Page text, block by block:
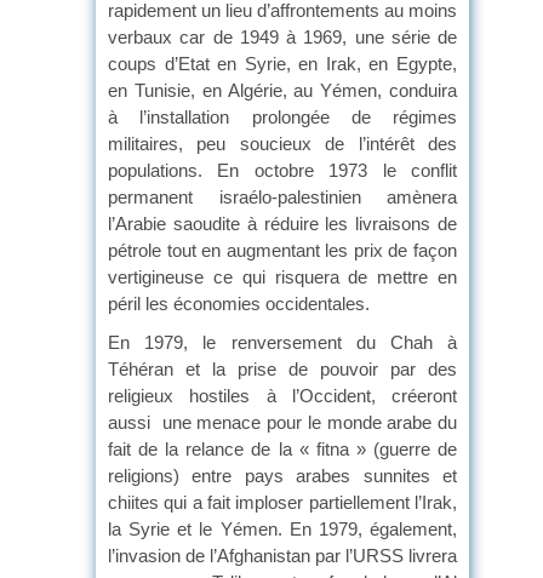
rapidement un lieu d’affrontements au moins
verbaux car de 1949 à 1969, une série de
coups d’Etat en Syrie, en Irak, en Egypte,
en Tunisie, en Algérie, au Yémen, conduira
à l’installation prolongée de régimes
militaires, peu soucieux de l’intérêt des
populations. En octobre 1973 le conflit
permanent israélo-palestinien amènera
l’Arabie saoudite à réduire les livraisons de
pétrole tout en augmentant les prix de façon
vertigineuse ce qui risquera de mettre en
péril les économies occidentales.
En 1979, le renversement du Chah à
Téhéran et la prise de pouvoir par des
religieux hostiles à l’Occident, créeront
aussi une menace pour le monde arabe du
fait de la relance de la « fitna » (guerre de
religions) entre pays arabes sunnites et
chiites qui a fait imploser partiellement l’Irak,
la Syrie et le Yémen. En 1979, également,
l’invasion de l’Afghanistan par l’URSS livrera